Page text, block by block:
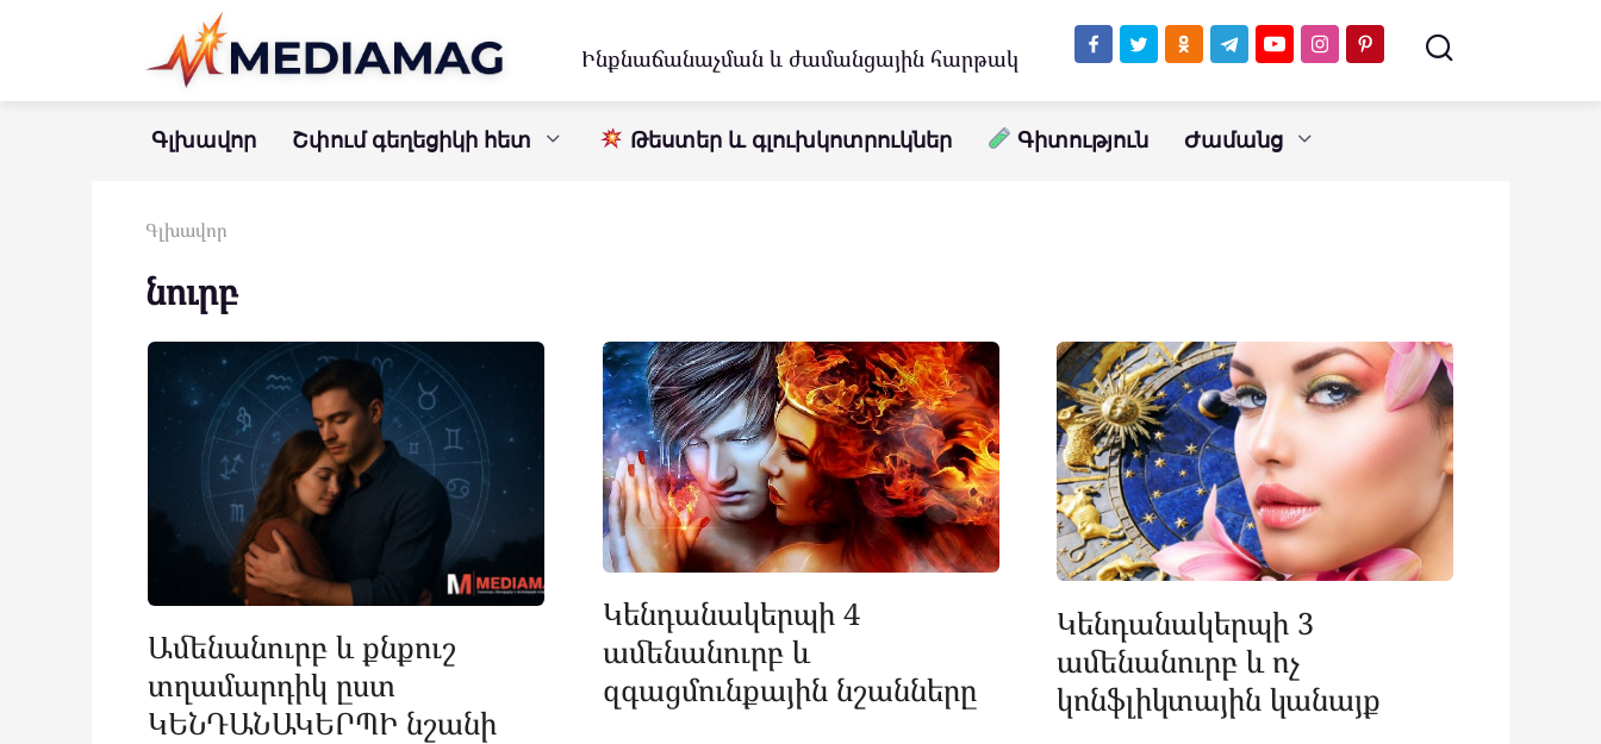
Ինքնաճանաչման և ժամանցային հարթակ
Գլխավոր Շփում գեղեցիկի հետ Թեստեր և գլուխկոտրուկներ Գիտություն Ժամանց
Գլխավոր
նուրբ
Ամենանուրբ և քնքուշ
տղամարդիկ ըստ
ԿԵՆԴԱՆԱԿԵՐՊԻ նշանի
Կենդանակերպի 4
ամենանուրբ և
զգացմունքային նշանները
Կենդանակերպի 3
ամենանուրբ և ոչ
կոնֆլիկտային կանայք